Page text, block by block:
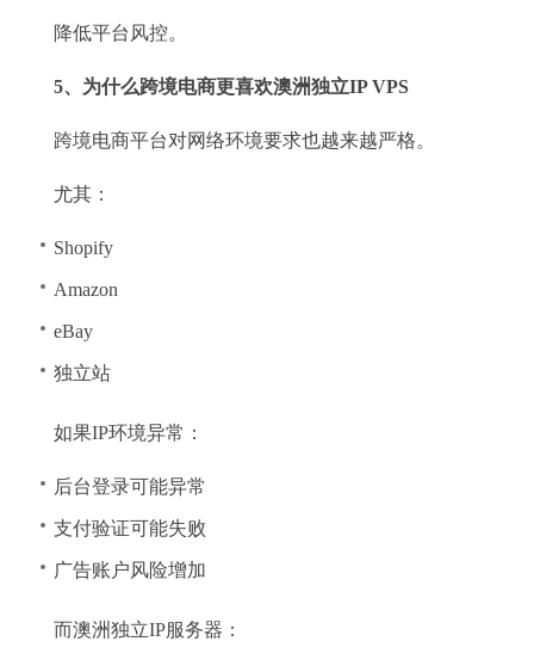
降低平台风控。
5、为什么跨境电商更喜欢澳洲独立IP VPS
跨境电商平台对网络环境要求也越来越严格。
尤其：
Shopify
Amazon
eBay
独立站
如果IP环境异常：
后台登录可能异常
支付验证可能失败
广告账户风险增加
而澳洲独立IP服务器：